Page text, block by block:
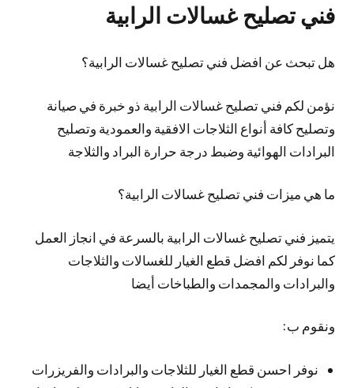
فني تصليح غسالات الرابية
هل تبحث عن افضل فني تصليح غسالات الرابية؟
نؤمن لكم فني تصليح غسالات الرابية ذو خبرة في صيانة
وتصليح كافة أنواع الثلاجات الافقية والعمودية وتصليح
البرادات الهوائية وضبط درجة حرارة البراد والثلاجة
ما هي ميزات فني تصليح غسالات الرابية؟
يتميز فني تصليح غسالات الرابية بالسرعة في انجاز العمل
كما نوفر لكم افضل قطع الغيار للغسالات والثلاجات
والبرادات والمجمدات والطباخات أيضا
ونقوم ب:
نوفر احسن قطع الغيار للثلاجات والبرادات والفريزرات